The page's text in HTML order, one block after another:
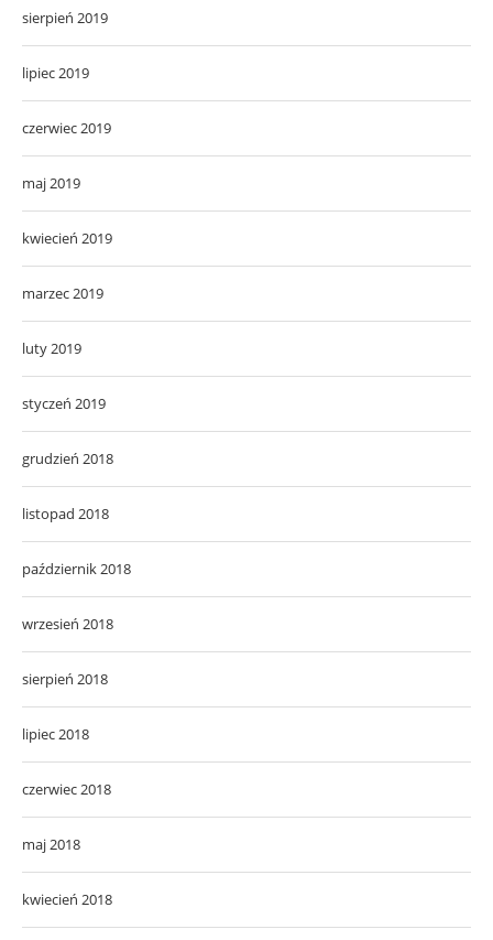
sierpień 2019
lipiec 2019
czerwiec 2019
maj 2019
kwiecień 2019
marzec 2019
luty 2019
styczeń 2019
grudzień 2018
listopad 2018
październik 2018
wrzesień 2018
sierpień 2018
lipiec 2018
czerwiec 2018
maj 2018
kwiecień 2018